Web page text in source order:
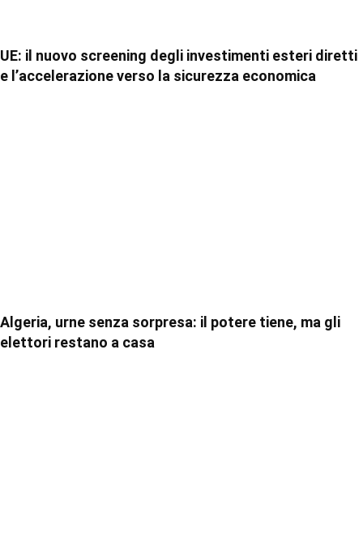
UE: il nuovo screening degli investimenti esteri diretti
e l’accelerazione verso la sicurezza economica
Algeria, urne senza sorpresa: il potere tiene, ma gli
elettori restano a casa